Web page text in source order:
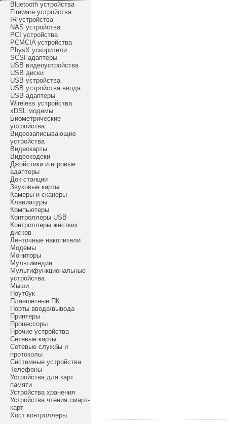
Bluetooth устройства
Fireware устройства
IR устройства
NAS устройства
PCI устройства
PCMCIA устройства
PhysX ускорители
SCSI адаптеры
USB видеоустройства
USB диски
USB устройства
USB устройства ввода
USB-адаптеры
Wireless устройства
xDSL модемы
Биометрические
устройства
Видеозаписывающие
устройства
Видеокарты
Видеокодеки
Джойстики и игровые
адаптеры
Док-станции
Звуковые карты
Камеры и сканеры
Клавиатуры
Компьютеры
Контроллеры USB
Контроллеры жёстких
дисков
Ленточные накопители
Модемы
Мониторы
Мультимедиа
Мультифункциональные
устройства
Мыши
Ноутбук
Планшетные ПК
Порты ввода/вывода
Принтеры
Процессоры
Прочие устройства
Сетевые карты
Сетевые службы и
протоколы
Системные устройства
Телефоны
Устройства для карт
памяти
Устройства хранения
Устройства чтения смарт-
карт
Хост контроллеры